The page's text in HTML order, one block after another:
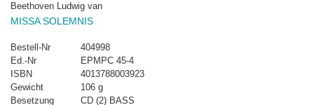
Beethoven Ludwig van
MISSA SOLEMNIS
Bestell-Nr
404998
Ed.-Nr
EPMPC 45-4
ISBN
4013788003923
Gewicht
106 g
Besetzung
CD (2) BASS